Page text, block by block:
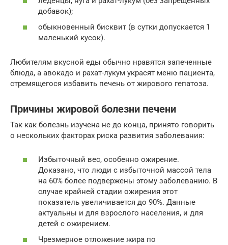
добавок);
обыкновенный бисквит (в сутки допускается 1
маленький кусок).
Любителям вкусной еды обычно нравятся запеченные
блюда, а авокадо и рахат-лукум украсят меню пациента,
стремящегося избавить печень от жирового гепатоза.
Причины жировой болезни печени
Так как болезнь изучена не до конца, принято говорить
о нескольких факторах риска развития заболевания:
Избыточный вес, особенно ожирение.
Доказано, что люди с избыточной массой тела
на 60% более подвержены этому заболеванию. В
случае крайней стадии ожирения этот
показатель увеличивается до 90%. Данные
актуальны и для взрослого населения, и для
детей с ожирением.
Чрезмерное отложение жира по